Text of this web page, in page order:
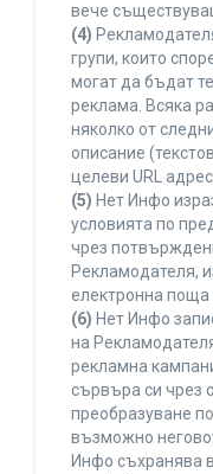
вече
(4)
групи, които
могат да бъдат
реклама. Всяка
няколко от
описание
целеви URL
(5) Нет Инфо
условията по
чрез
Рекламодателя,
електронна поща
(6) Нет Инфо
на
рекламна
сървъра си чрез
преобразуване
възможно
Инфо съхранява